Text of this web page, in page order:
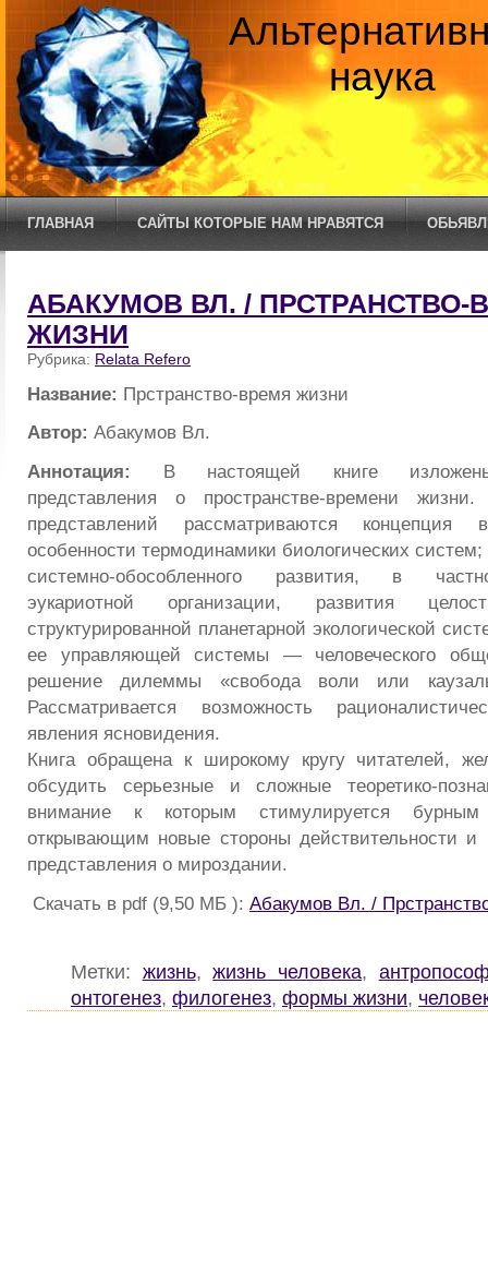
наука
ГЛАВНАЯ САЙТЫ КОТОРЫЕ НАМ НРАВЯТСЯ
АБАКУМОВ ВЛ. / ПРСТРАНСТВО-
ЖИЗНИ
Рубрика: Relata Refero
Название: Прстранство-время жизни
Автор: Абакумов Вл.
Аннотация: В настоящей книге
представления о пространстве-времени
представлений рассматриваются концепция
особенности термодинамики биологических систем;
системно-обособленного развития, в
эукариотной организации, развития
структурированной планетарной экологической
ее управляющей системы — человеческого
решение дилеммы «свобода воли или
Рассматривается возможность
явления ясновидения.
Книга обращена к широкому кругу читателей,
обсудить серьезные и сложные теоретико-
внимание к которым стимулируется
открывающим новые стороны действительности
представления о мироздании.
Скачать в pdf (9,50 МБ ): Абакумов Вл. /
Метки: жизнь,жизнь человека,
онтогенез, филогенез, формы жизни,